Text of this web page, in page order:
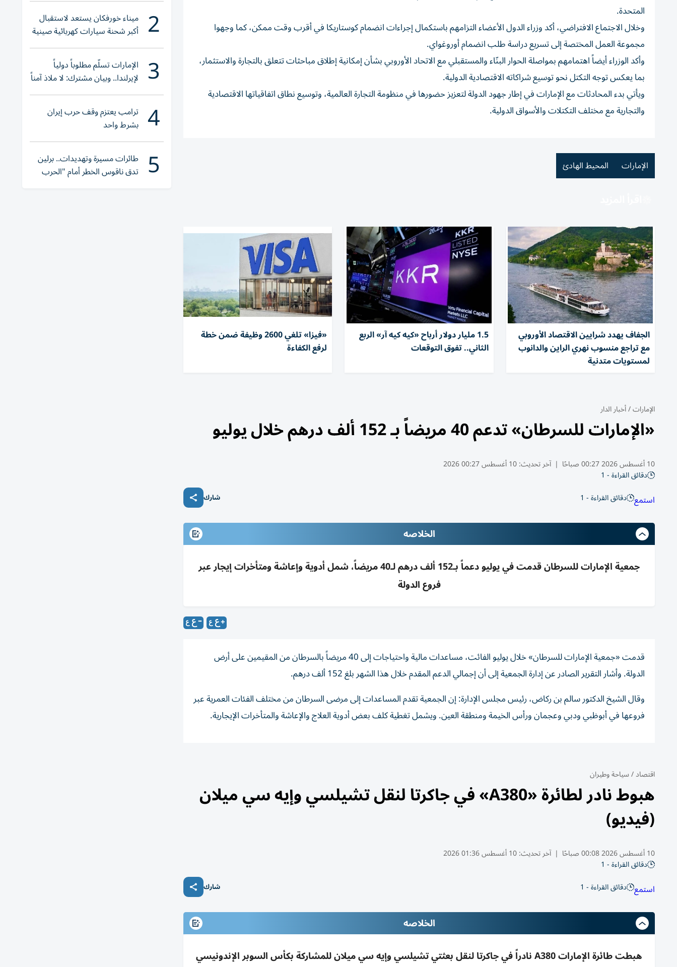
المتحدة.
وخلال الاجتماع الافتراضي، أكد وزراء الدول الأعضاء التزامهم باستكمال إجراءات انضمام كوستاريكا في أقرب وقت ممكن، كما وجهوا
مجموعة العمل المختصة إلى تسريع دراسة طلب انضمام أوروغواي.
وأكد الوزراء أيضاً اهتمامهم بمواصلة الحوار البنّاء والمستقبلي مع الاتحاد الأوروبي بشأن إمكانية إطلاق مباحثات تتعلق بالتجارة والاستثمار،
بما يعكس توجه التكتل نحو توسيع شراكاته الاقتصادية الدولية.
ويأتي بدء المحادثات مع الإمارات في إطار جهود الدولة لتعزيز حضورها في منظومة التجارة العالمية، وتوسيع نطاق اتفاقياتها الاقتصادية
والتجارية مع مختلف التكتلات والأسواق الدولية.
الإمارات المحيط الهادئ
الجفاف يهدد شرايين الاقتصاد الأوروبي
مع تراجع منسوب نهري الراين والدانوب
لمستويات متدنية
1.5 مليار دولار أرباح «كيه كيه آر» الربع
الثاني.. تفوق التوقعات
«فيزا» تلغي 2600 وظيفة ضمن خطة
لرفع الكفاءة
الإمارات/أخبار الدار
«الإمارات للسرطان» تدعم 40 مريضاً بـ 152 ألف درهم خلال يوليو
10 أغسطس 2026 00:27 صباحًا | آخر تحديث:10 أغسطس 00:27 2026
دقائق القراءة - 1
استمع دقائق القراءة - 1 شارك
الخلاصه
جمعية الإمارات للسرطان قدمت في يوليو دعماً بـ152 ألف درهم لـ40 مريضاً، شمل أدوية وإعاشة ومتأخرات إيجار عبر
فروع الدولة
قدمت «جمعية الإمارات للسرطان» خلال يوليو الفائت، مساعدات مالية واحتياجات إلى 40 مريضاً بالسرطان من المقيمين على أرض
الدولة. وأشار التقرير الصادر عن إدارة الجمعية إلى أن إجمالي الدعم المقدم خلال هذا الشهر بلغ 152 ألف درهم.
وقال الشيخ الدكتور سالم بن ركاض، رئيس مجلس الإدارة: إن الجمعية تقدم المساعدات إلى مرضى السرطان من مختلف الفئات العمرية عبر
فروعها في أبوظبي ودبي وعجمان ورأس الخيمة ومنطقة العين. ويشمل تغطية كلف بعض أدوية العلاج والإعاشة والمتأخرات الإيجارية.
اقتصاد/سياحة وطيران
هبوط نادر لطائرة «A380» في جاكرتا لنقل تشيلسي وإيه سي ميلان
(فيديو)
10 أغسطس 2026 00:08 صباحًا | آخر تحديث:10 أغسطس 01:36 2026
دقائق القراءة - 1
استمع دقائق القراءة - 1 شارك
الخلاصه
هبطت طائرة الإمارات A380 نادراً في جاكرتا لنقل بعثتي تشيلسي وإيه سي ميلان للمشاركة بكأس السوبر الإندونيسي
2 ميناء خورفكان يستعد لاستقبال
أكبر شحنة سيارات كهربائية صينية
3 الإمارات تسلّم مطلوباً دولياً
لإيرلندا.. وبيان مشترك: لا ملاذ آمناً
للجريمة المنظمة
4 ترامب يعتزم وقف حرب إيران
بشرط واحد
5 طائرات مسيرة وتهديدات.. برلين
تدق ناقوس الخطر أمام "الحرب